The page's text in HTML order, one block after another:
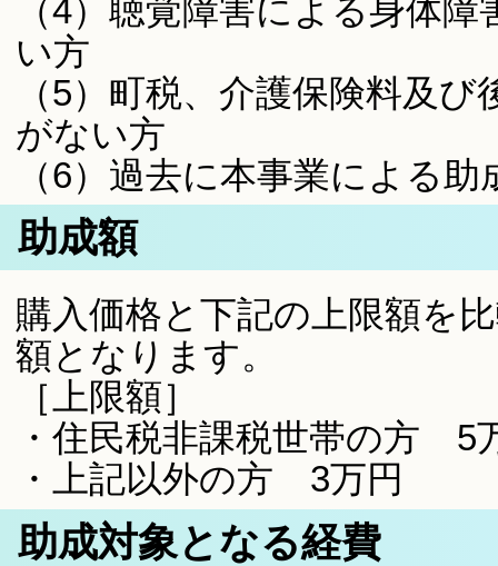
（4）聴覚障害による身体
い方
（5）町税、介護保険料及
がない方
（6）過去に本事業による
助成額
購入価格と下記の上限額を
額となります。
［上限額］
・住民税非課税世帯の方 5
・上記以外の方 3万円
助成対象となる経費